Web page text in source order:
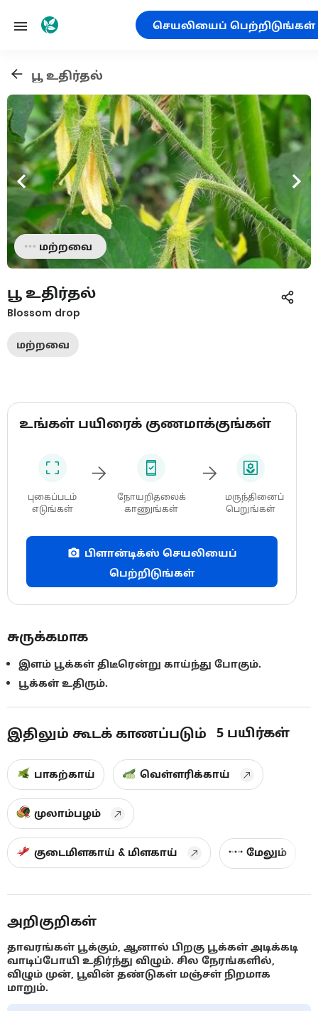
செயலியைப் பெற்றிடுங்கள்
பூ உதிர்தல்
மற்றவை
பூ உதிர்தல்
Blossom drop
மற்றவை
உங்கள் பயிரைக் குணமாக்குங்கள்
புகைப்படம்
எடுங்கள்
நோயறிதலைக்
காணுங்கள்
மருந்தினைப்
பெறுங்கள்
பிளான்டிக்ஸ் செயலியைப்
பெற்றிடுங்கள்
சுருக்கமாக
இளம் பூக்கள் திடீரென்று காய்ந்து போகும்.
பூக்கள் உதிரும்.
இதிலும் கூடக் காணப்படும் 5 பயிர்கள்
பாகற்காய் வெள்ளரிக்காய்
முலாம்பழம்
குடைமிளகாய் & மிளகாய் மேலும்
அறிகுறிகள்
தாவரங்கள் பூக்கும், ஆனால் பிறகு பூக்கள் அடிக்கடி
வாடிப்போயி உதிர்ந்து விழும். சில நேரங்களில்,
விழும் முன், பூவின் தண்டுகள் மஞ்சள் நிறமாக
மாறும்.